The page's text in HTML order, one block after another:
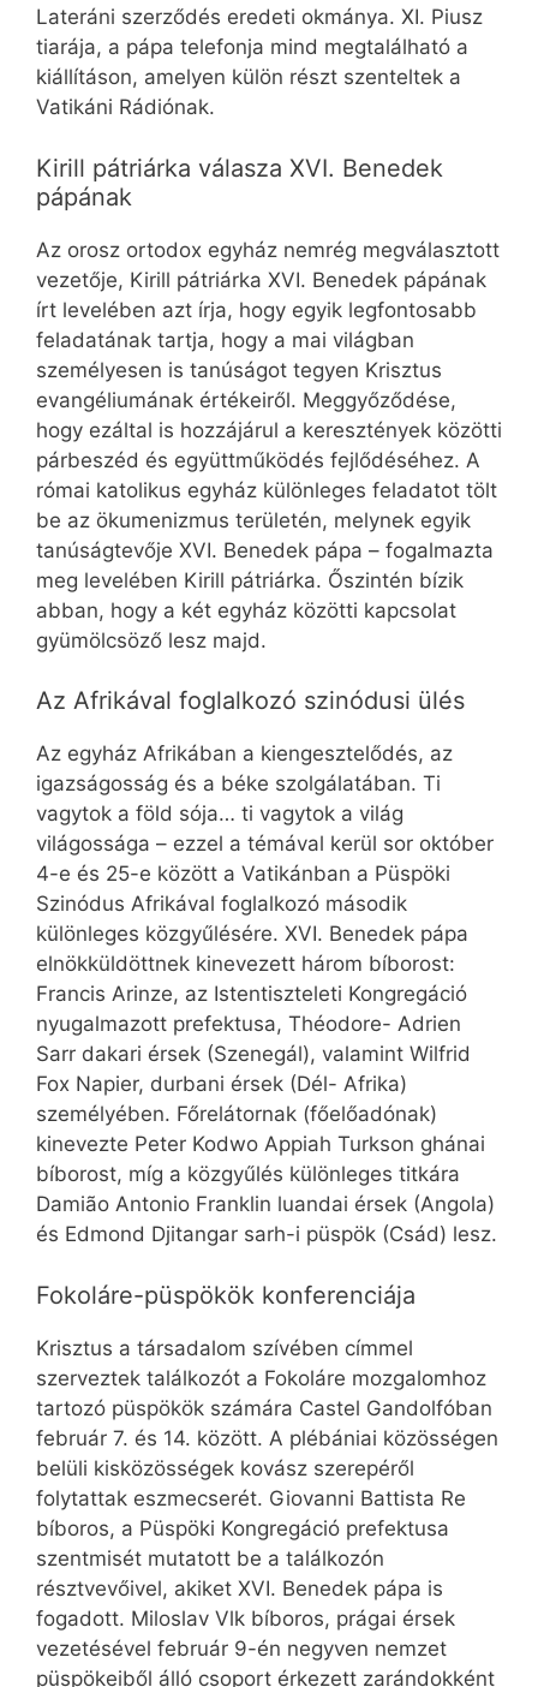
Lateráni szerződés eredeti okmánya. XI. Piusz
tiarája, a pápa telefonja mind megtalálható a
kiállításon, amelyen külön részt szenteltek a
Vatikáni Rádiónak.
Kirill pátriárka válasza XVI. Benedek
pápának
Az orosz ortodox egyház nemrég megválasztott
vezetője, Kirill pátriárka XVI. Benedek pápának
írt levelében azt írja, hogy egyik legfontosabb
feladatának tartja, hogy a mai világban
személyesen is tanúságot tegyen Krisztus
evangéliumának értékeiről. Meggyőződése,
hogy ezáltal is hozzájárul a keresztények közötti
párbeszéd és együttműködés fejlődéséhez. A
római katolikus egyház különleges feladatot tölt
be az ökumenizmus területén, melynek egyik
tanúságtevője XVI. Benedek pápa – fogalmazta
meg levelében Kirill pátriárka. Őszintén bízik
abban, hogy a két egyház közötti kapcsolat
gyümölcsöző lesz majd.
Az Afrikával foglalkozó szinódusi ülés
Az egyház Afrikában a kiengesztelődés, az
igazságosság és a béke szolgálatában. Ti
vagytok a föld sója… ti vagytok a világ
világossága – ezzel a témával kerül sor október
4-e és 25-e között a Vatikánban a Püspöki
Szinódus Afrikával foglalkozó második
különleges közgyűlésére. XVI. Benedek pápa
elnökküldöttnek kinevezett három bíborost:
Francis Arinze, az Istentiszteleti Kongregáció
nyugalmazott prefektusa, Théodore- Adrien
Sarr dakari érsek (Szenegál), valamint Wilfrid
Fox Napier, durbani érsek (Dél- Afrika)
személyében. Főrelátornak (főelőadónak)
kinevezte Peter Kodwo Appiah Turkson ghánai
bíborost, míg a közgyűlés különleges titkára
Damião Antonio Franklin luandai érsek (Angola)
és Edmond Djitangar sarh-i püspök (Csád) lesz.
Fokoláre-püspökök konferenciája
Krisztus a társadalom szívében címmel
szerveztek találkozót a Fokoláre mozgalomhoz
tartozó püspökök számára Castel Gandolfóban
február 7. és 14. között. A plébániai közösségen
belüli kisközösségek kovász szerepéről
folytattak eszmecserét. Giovanni Battista Re
bíboros, a Püspöki Kongregáció prefektusa
szentmisét mutatott be a találkozón
résztvevőivel, akiket XVI. Benedek pápa is
fogadott. Miloslav Vlk bíboros, prágai érsek
vezetésével február 9-én negyven nemzet
püspökeiből álló csoport érkezett zarándokként